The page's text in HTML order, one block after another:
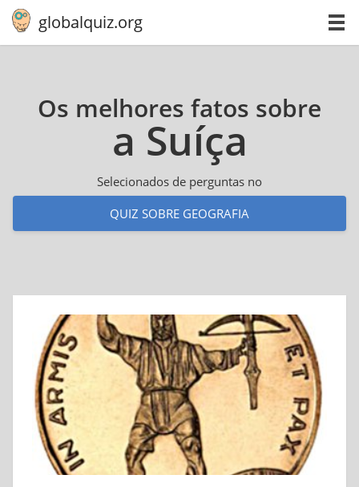
globalquiz.org
Os melhores fatos sobre
a Suíça
Selecionados de perguntas no
QUIZ SOBRE GEOGRAFIA